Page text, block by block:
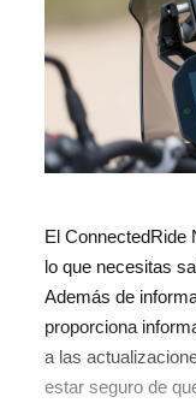
El ConnectedRide
lo que necesitas
Además de
proporciona
a las
estar seguro de